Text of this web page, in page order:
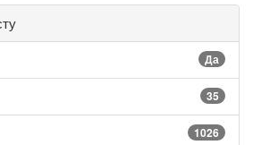
Да
35
1026